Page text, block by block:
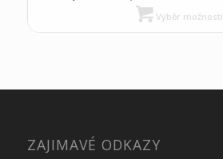
Výběr možností
ZAJIMAVÉ ODKAZY